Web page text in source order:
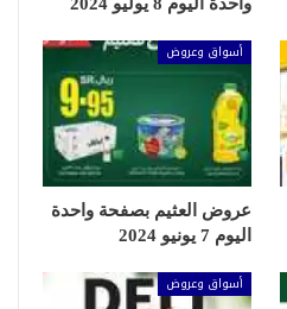
أسواق وعروض
عروض العثيم بصفحة واحدة
اليوم 7 يونيو 2024
أسواق وعروض